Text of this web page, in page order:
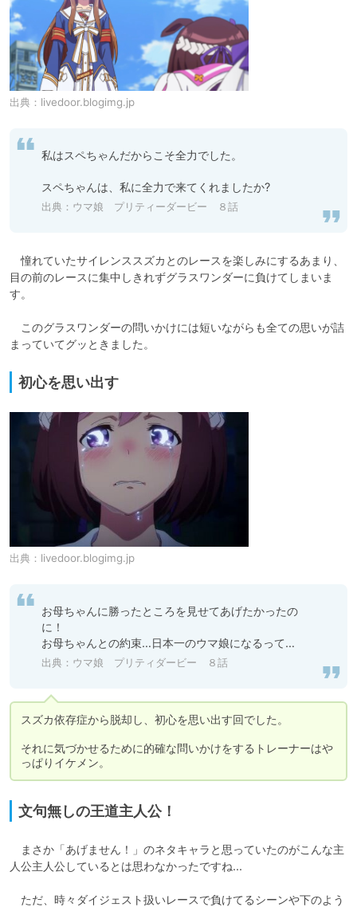
出典： livedoor.blogimg.jp
私はスペちゃんだからこそ全力でした。
スペちゃんは、私に全力で来てくれましたか?
出典：ウマ娘 プリティーダービー ８話
憧れていたサイレンススズカとのレースを楽しみにするあまり、
目の前のレースに集中しきれずグラスワンダーに負けてしまいま
す。
このグラスワンダーの問いかけには短いながらも全ての思いが詰
まっていてグッときました。
初心を思い出す
出典： livedoor.blogimg.jp
お母ちゃんに勝ったところを見せてあげたかったの
に！
お母ちゃんとの約束…日本一のウマ娘になるって…
出典：ウマ娘 プリティダービー ８話
スズカ依存症から脱却し、初心を思い出す回でした。
それに気づかせるために的確な問いかけをするトレーナーはや
っぱりイケメン。
文句無しの王道主人公！
まさか「あげません！」のネタキャラと思っていたのがこんな主
人公主人公しているとは思わなかったですね...
ただ、時々ダイジェスト扱いレースで負けてるシーンや下のよう